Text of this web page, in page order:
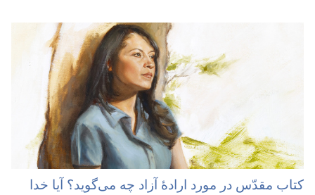
کتاب مقدّس در مورد ارادهٔ آزاد چه می‌گوید؟‏ آیا خدا